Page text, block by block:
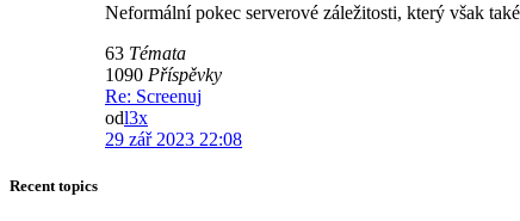
Neformální pokec serverové záležitosti, který však
63 Témata
1090 Příspěvky
Re: Screenuj
odl3x
29 zář 2023 22:08
Recent topics